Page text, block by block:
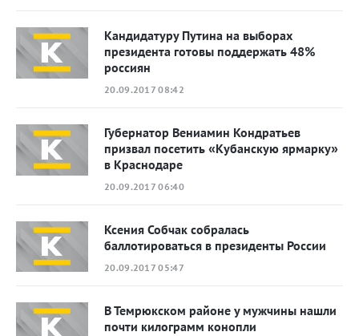
Кандидатуру Путина на выборах
президента готовы поддержать 48%
россиян
20.09.2017 08:42
Губернатор Вениамин Кондратьев
призвал посетить «Кубанскую ярмарку»
в Краснодаре
20.09.2017 06:40
Ксения Собчак собралась
баллотироваться в президенты России
20.09.2017 05:47
В Темрюкском районе у мужчины нашли
почти килограмм конопли